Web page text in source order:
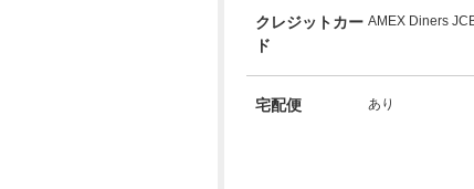
クレジットカー
ド
AMEX Diners
宅配便 あり